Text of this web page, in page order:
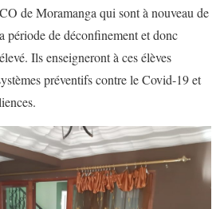
de Moramanga qui sont à nouveau de
période de déconfinement et donc
Ils enseigneront à ces élèves
préventifs contre le Covid-19 et